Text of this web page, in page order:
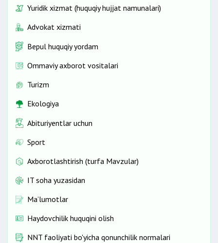
Yuridik xizmat (huquqiy hujjat namunalari)
Advokat xizmati
Bepul huquqiy yordam
Ommaviy axborot vositalari
Turizm
Ekologiya
Abituriyentlar uchun
Sport
Axborotlashtirish (turfa Mavzular)
IT soha yuzasidan
Ma’lumotlar
Haydovchilik huquqini olish
NNT faoliyati bo'yicha qonunchilik normalari